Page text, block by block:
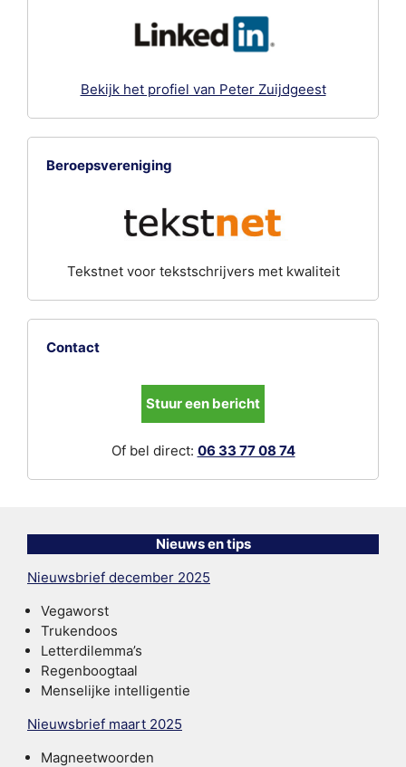
Bekijk het profiel van Peter Zuijdgeest
Beroepsvereniging
Tekstnet voor tekstschrijvers met kwaliteit
Contact
Stuur een bericht
Of bel direct: 06 33 77 08 74
Nieuws en tips
Nieuwsbrief december 2025
Vegaworst
Trukendoos
Letterdilemma’s
Regenboogtaal
Menselijke intelligentie
Nieuwsbrief maart 2025
Magneetwoorden